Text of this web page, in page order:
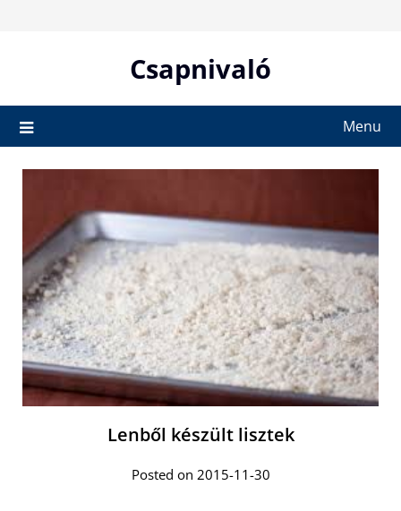
Csapnivaló
Menu
Lenből készült lisztek
Posted on 2015-11-30